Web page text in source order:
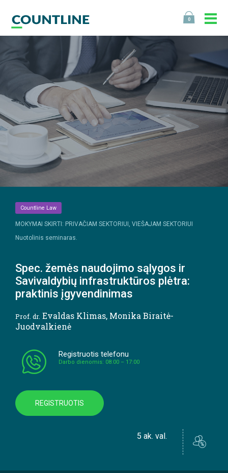
0
Countline Law
MOKYMAI SKIRTI: PRIVAČIAM SEKTORIUI, VIEŠAJAM SEKTORIUI
Nuotolinis seminaras.
Spec. žemės naudojimo sąlygos ir
Savivaldybių infrastruktūros plėtra:
praktinis įgyvendinimas
Prof. dr. Evaldas Klimas, Monika Biraitė-
Juodvalkienė
Registruotis telefonu
Darbo dienomis: 08:00 – 17:00
REGISTRUOTIS
5 ak. val.